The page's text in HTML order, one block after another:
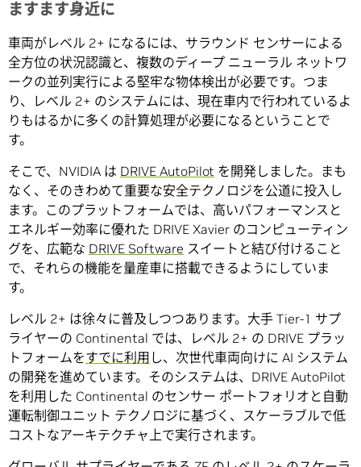
ますます身近に
車両がレベル 2+ になるには、サラウンド センサーによる
全方位の状況認識と、複数のディープ ニューラル ネットワ
ークの並列実行による堅牢な物体検出が必要です。つま
り、レベル 2+ のシステムには、現在車内で行われているよ
りもはるかに多くの計算処理が必要になるということで
す。
そこで、NVIDIA は DRIVE AutoPilot を開発しました。まも
なく、そのきわめて重要な安全テクノロジを公道に投入し
ます。このプラットフォームでは、高いパフォーマンスと
エネルギー効率に優れた DRIVE Xavier のコンピューティン
グを、広範な DRIVE Software スイートと結び付けること
で、それらの機能を量産車に搭載できるようにしていま
す。
レベル 2+ は徐々に普及しつつあります。大手 Tier-1 サプ
ライヤーの Continental では、レベル 2+ の DRIVE プラッ
トフォームをすでに利用 し、次世代車両向けに AI システム
の開発を進めています。そのシステムは、DRIVE AutoPilot
を利用した Continental のセンサー ポートフォリオと自動
運転制御ユニット テクノロジに基づく、スケーラブルで低
コストなアーキテクチャ上で実行されます。